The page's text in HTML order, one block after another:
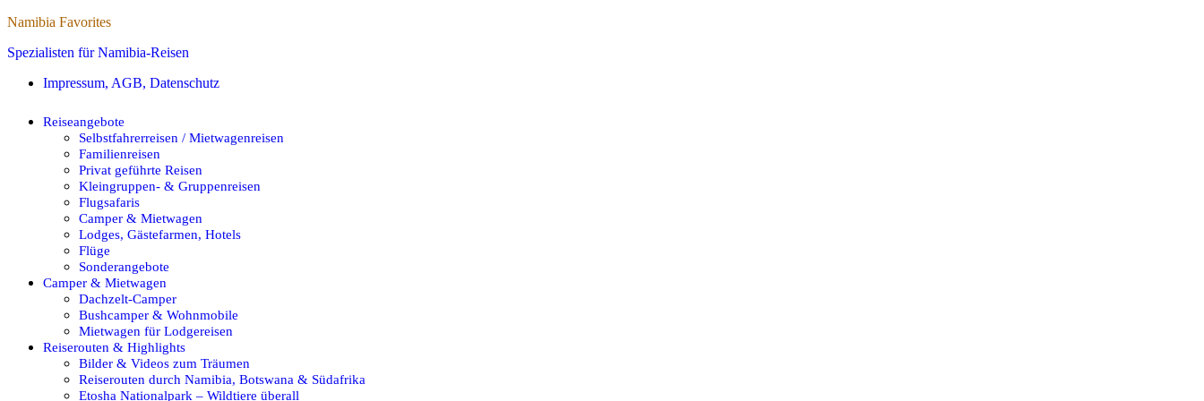
Namibia Favorites
Spezialisten für Namibia-Reisen
Impressum, AGB, Datenschutz
Reiseangebote
Selbstfahrerreisen / Mietwagenreisen
Familienreisen
Privat geführte Reisen
Kleingruppen- & Gruppenreisen
Flugsafaris
Camper & Mietwagen
Lodges, Gästefarmen, Hotels
Flüge
Sonderangebote
Camper & Mietwagen
Dachzelt-Camper
Bushcamper & Wohnmobile
Mietwagen für Lodgereisen
Reiserouten & Highlights
Bilder & Videos zum Träumen
Reiserouten durch Namibia, Botswana & Südafrika
Etosha Nationalpark – Wildtiere überall